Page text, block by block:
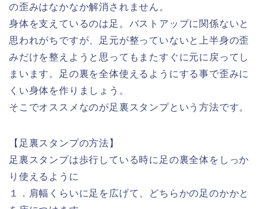
の歪みはなかなか解消されません。
身体を支えているのは足。バストアップに関係ないと
思われがちですが、足元が整っていないと上半身の歪
みだけを整えようと思ってもまたすぐに元に戻ってし
まいます。足の裏を全体使えるようにする事で歪みに
くい身体を作りましょう。
そこでオススメなのが足裏スタンプという方法です。
【足裏スタンプの方法】
足裏スタンプは歩行している時に足の裏全体をしっか
り使えるように
１．肩幅くらいに足を広げて、どちらかの足のかかと